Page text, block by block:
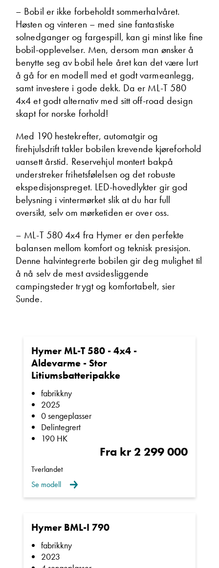
Vis telefon
Vis epost
Øystein Skogstad
Kundemottak bodelsverksted
Vis telefon
Vis epost
Ta kontakt
Lurer du på noe? Spør!
Hva gjelder det?
E-post
Navn
Beskrivelse
Denne siden er beskyttet av reCAPTCHA og Google
– Bobil er ikke forbeholdt sommerhalvåret.
Høsten og vinteren – med sine fantastiske
solnedganger og fargespill, kan gi minst like fine
bobil-opplevelser. Men, dersom man ønsker å
benytte seg av bobil hele året kan det være lurt
å gå for en modell med et godt varmeanlegg,
samt investere i gode dekk. Da er ML-T 580
4x4 et godt alternativ med sitt off-road design
skapt for norske forhold!
Med 190 hestekrefter, automatgir og
firehjulsdrift takler bobilen krevende kjøreforhold
uansett årstid. Reservehjul montert bakpå
understreker frihetsfølelsen og det robuste
ekspedisjonspreget. LED-hovedlykter gir god
belysning i vintermørket slik at du har full
oversikt, selv om mørketiden er over oss.
– ML-T 580 4x4 fra Hymer er den perfekte
balansen mellom komfort og teknisk presisjon.
Denne halvintegrerte bobilen gir deg mulighet til
å nå selv de mest avsidesliggende
campingsteder trygt og komfortabelt, sier
Sunde.
Hymer ML-T 580 - 4x4 -
Aldevarme - Stor
Litiumsbatteripakke
fabrikkny
2025
0 sengeplasser
Delintegrert
190 HK
Fra kr 2 299 000
Tverlandet
Se modell
Hymer BML-I 790
fabrikkny
2023